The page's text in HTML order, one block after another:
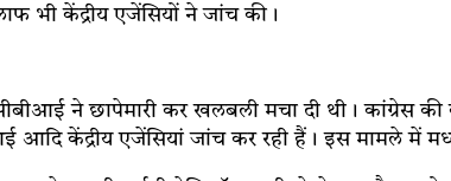
भी केंद्रीय एजेंसियों ने जांच की।
ने छापेमारी कर खलबली मचा दी थी। कांग्रेस
केंद्रीय एजेंसियां जांच कर रही हैं। इस मामले में